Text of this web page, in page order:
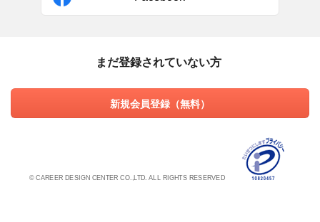
まだ登録されていない方
新規会員登録（無料）
© CAREER DESIGN CENTER CO.,LTD. ALL RIGHTS RESERVED